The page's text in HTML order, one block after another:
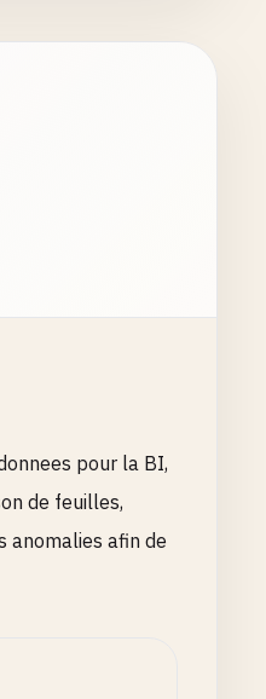
pour la BI,
de feuilles,
anomalies afin de